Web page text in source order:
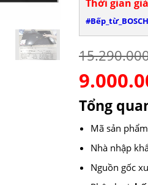
Thời gian
#Bếp_từ_BOSCH
Giá
gốc
là:
Tổng
Mã sản
Nhà nhập
Nguồn gốc